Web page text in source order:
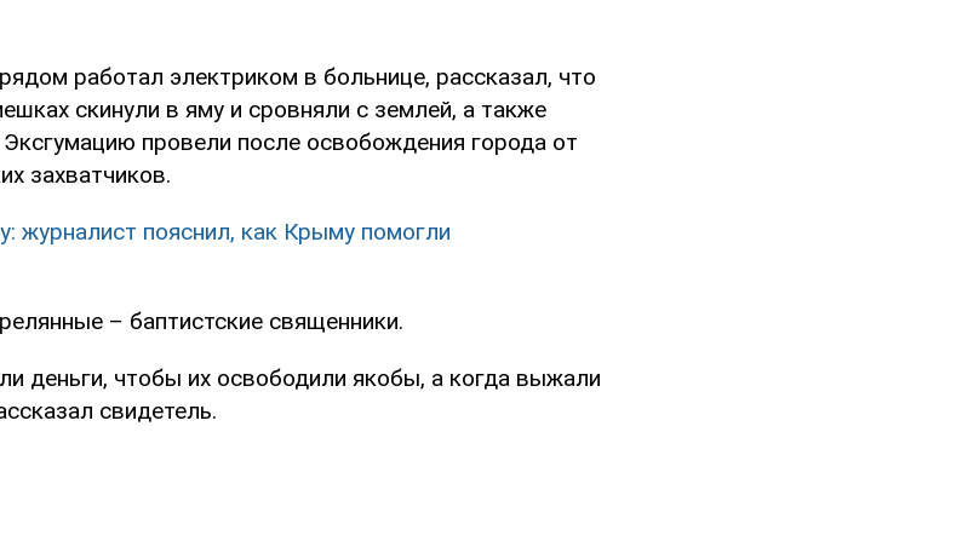
работал электриком в больнице, рассказал, что
скинули в яму и сровняли с землей, а также
провели после освобождения города от
захватчиков.
журналист пояснил, как Крыму помогли
– баптистские священники.
деньги, чтобы их освободили якобы, а когда выжали
свидетель.